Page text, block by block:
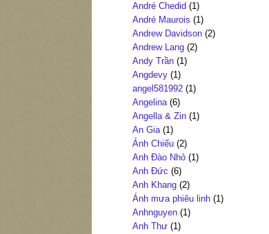
André Chedid (1)
André Maurois (1)
Andrew Davidson (2)
Andrew Lang (2)
Andy Trần (1)
Angdevy (1)
angel581992 (1)
Angelina(6)
Angella & Zin (1)
An Gia(1)
Ảnh Chiếu (2)
Anh Đào Nhỏ (1)
Anh Đức (6)
Anh Khang (2)
Ánh mưa phiêu linh (1)
Anhnguyen (1)
Anh Thư (1)